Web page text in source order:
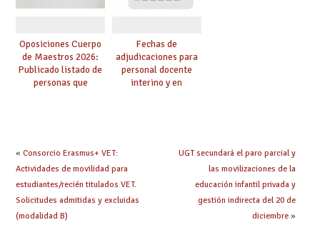
Oposiciones Cuerpo
de Maestros 2026:
Publicado listado de
personas que
Fechas de
adjudicaciones para
personal docente
interino y en
« Consorcio Erasmus+ VET:
Actividades de movilidad para
estudiantes/recién titulados VET.
Solicitudes admitidas y excluidas
(modalidad B)
UGT secundará el paro parcial y
las movilizaciones de la
educación infantil privada y
gestión indirecta del 20 de
diciembre»